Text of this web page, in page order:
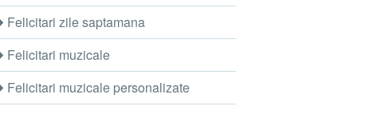
Felicitari zile saptamana
Felicitari muzicale
Felicitari muzicale personalizate